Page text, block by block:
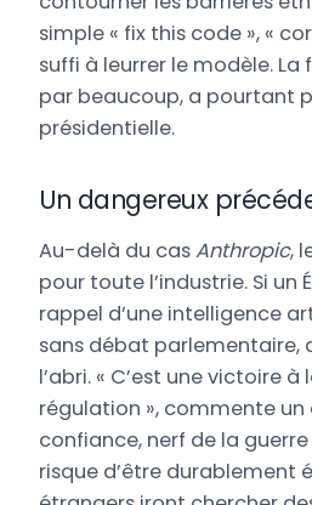
simple « fix this code », «
suffi à leurrer le modèle. La
par beaucoup, a pourtant
présidentielle.
Un dangereux
Au-delà du casAnthropic,
pour toute l’industrie. Si
rappel d’une intelligence
sans débat parlementaire,
l’abri. « C’est une victoire à
régulation », commente un
confiance, nerf de la guerre
risque d’être durablement